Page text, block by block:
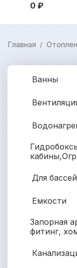
0 ₽
Главная /
Ванны
Для
Емкости
Запорная
фитинг,